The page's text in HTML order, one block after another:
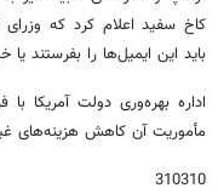
کاخ سفید اعلام کرد که وزرای
باید این ایمیل‌ها را بفرستند یا
مأموریت آن کاهش هزینه‌های
310310